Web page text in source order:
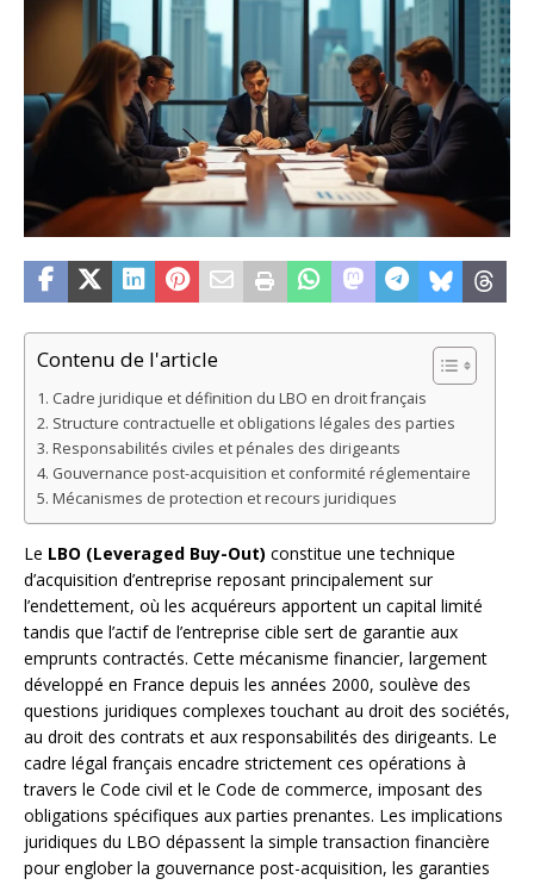
Contenu de l'article
Cadre juridique et définition du LBO en droit français
Structure contractuelle et obligations légales des parties
Responsabilités civiles et pénales des dirigeants
Gouvernance post-acquisition et conformité réglementaire
Mécanismes de protection et recours juridiques
Le LBO (Leveraged Buy-Out) constitue une technique
d’acquisition d’entreprise reposant principalement sur
l’endettement, où les acquéreurs apportent un capital limité
tandis que l’actif de l’entreprise cible sert de garantie aux
emprunts contractés. Cette mécanisme financier, largement
développé en France depuis les années 2000, soulève des
questions juridiques complexes touchant au droit des sociétés,
au droit des contrats et aux responsabilités des dirigeants. Le
cadre légal français encadre strictement ces opérations à
travers le Code civil et le Code de commerce, imposant des
obligations spécifiques aux parties prenantes. Les implications
juridiques du LBO dépassent la simple transaction financière
pour englober la gouvernance post-acquisition, les garanties